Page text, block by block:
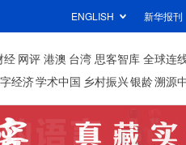
ENGLISH 新华报刊
经 网评 港澳 台湾 思客智库 全球连
经济学术中国 乡村振兴银龄溯源